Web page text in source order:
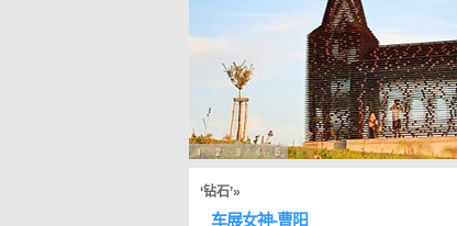
‘钻石’»
车展女神-曹阳